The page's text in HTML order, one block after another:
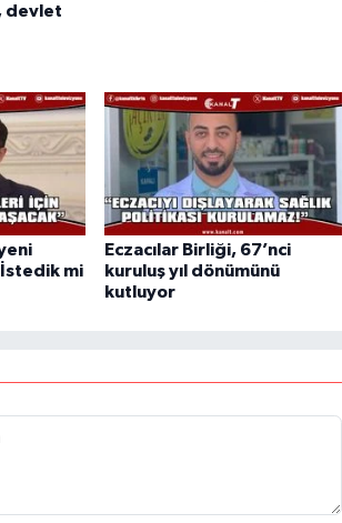
devlet
İstedik mi
Eczacılar Birliği, 67’nci
kuruluş yıl dönümünü
kutluyor